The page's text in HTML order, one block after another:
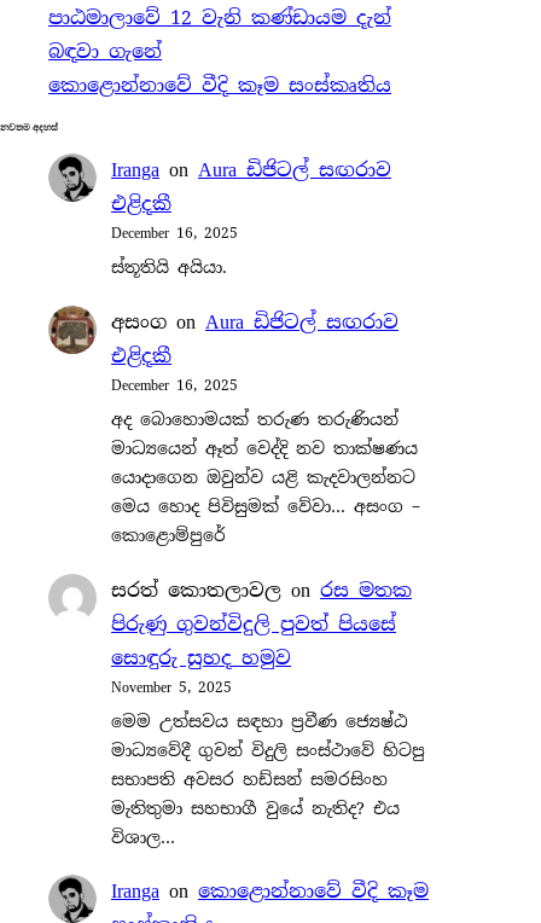
පාඨමාලාවේ 12 වැනි කණ්ඩායම දැන්
බඳවා ගැනේ
කොළොන්නාවේ වීදි කෑම සංස්කෘතිය
නවතම අදහස්
Iranga on Aura ඩිජිටල් සඟරාව
එළිදකී
December 16, 2025
ස්තූතියි අයියා.
අසංග on Aura ඩිජිටල් සඟරාව
එළිදකී
December 16, 2025
අද බොහොමයක් තරුණ තරුණියන්
මාධ්‍යයෙන් ඈත් වෙද්දි නව තාක්ෂණය
යොදාගෙන ඔවුන්ව යළි කැදවාලන්නට
මෙය හොද පිවිසුමක් වේවා… අසංග –
කොළොම්පුරේ
සරත් කොතලාවල on රස මතක
පිරුණු ගුවන්විදුලි පුවත් පියසේ
සොඳුරු සුහද හමුව
November 5, 2025
මෙම උත්සවය සඳහා ප්‍රවීණ ජ්‍යෙෂ්ඨ
මාධ්‍යවේදී ගුවන් විදුලි සංස්ථාවේ හිටපු
සභාපති අවසර හඩ්සන් සමරසිංහ
මැතිතුමා සහභාගී වුයේ නැතිද? එය
විශාල…
Iranga on කොළොන්නාවේ වීදි කෑම